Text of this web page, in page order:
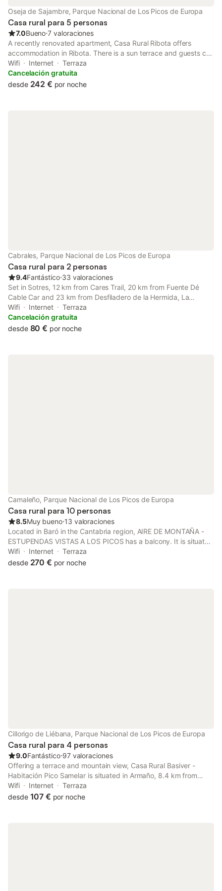
encuentra a 3,5 km. La zona es adecuada para actividades
como senderismo, equitación, piragüismo y rutas guiadas a pie
o en bicicleta.
Oseja de Sajambre, Parque Nacional de Los Picos de Europa
Casa rural para 5 personas
7.0Bueno⋅7 valoraciones
A recently renovated apartment, Casa Rural Ribota offers
accommodation in Ribota. There is a sun terrace and guests can
make use of free WiFi and free private parking.
Wifi Internet
Terraza
Cancelación gratuita
desde 242 € por noche
Cabrales, Parque Nacional de Los Picos de Europa
Casa rural para 2 personas
9.4Fantástico⋅33 valoraciones
Set in Sotres, 12 km from Cares Trail, 20 km from Fuente Dé
Cable Car and 23 km from Desfiladero de la Hermida, La
Cabaña de Severina offers accommodation with a terrace and
free WiFi. Guests staying at this country house have access to a
balcony.
Wifi Internet
Terraza
Cancelación gratuita
desde 80 € por noche
Camaleño, Parque Nacional de Los Picos de Europa
Casa rural para 10 personas
8.5Muy bueno⋅13 valoraciones
Located in Baró in the Cantabria region, AIRE DE MONTAÑA -
ESTUPENDAS VISTAS A LOS PICOS has a balcony. It is situated
15 km from Santa Maria de Lebeña Church and provides private
check-in and check-out.
Wifi Internet
Terraza
desde 270 € por noche
Cillorigo de Liébana, Parque Nacional de Los Picos de Europa
Casa rural para 4 personas
9.0Fantástico⋅97 valoraciones
Offering a terrace and mountain view, Casa Rural Basiver -
Habitación Pico Samelar is situated in Armaño, 8.4 km from
Santo Toribio de Liebana Monastery and 13 km from Desfiladero
de la Hermida.
Wifi Internet
Terraza
desde 107 € por noche